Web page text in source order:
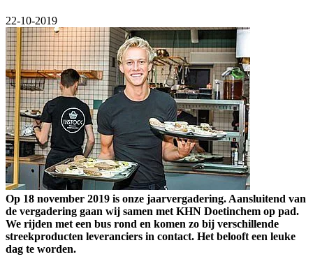
22-10-2019
Op 18 november 2019 is onze jaarvergadering. Aansluitend van
de vergadering gaan wij samen met KHN Doetinchem op pad.
We rijden met een bus rond en komen zo bij verschillende
streekproducten leveranciers in contact. Het belooft een leuke
dag te worden.